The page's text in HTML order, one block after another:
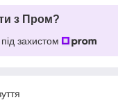
з Пром?
захистом